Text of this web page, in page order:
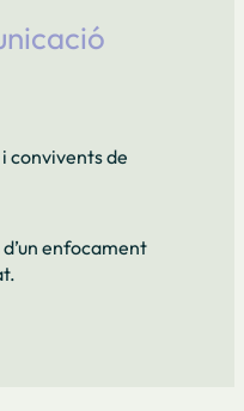
convivents de
enfocament